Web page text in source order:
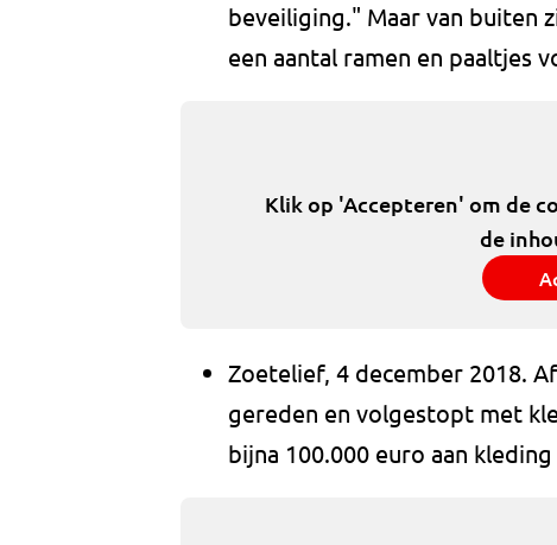
beveiliging." Maar van buiten
een aantal ramen en paaltjes
Klik op 'Accepteren' om de
de
Zoetelief, 4 december 2018.
gereden en volgestopt met
bijna 100.000 euro aan